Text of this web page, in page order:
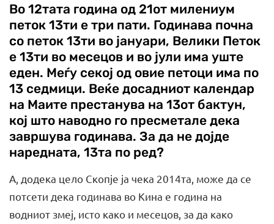
Во 12тата година од 21от милениум
петок 13ти е три пати. Годинава почна
со петок 13ти во јануари, Велики Петок
е 13ти во месецов и во јули има уште
еден. Меѓу секој од овие петоци има по
13 седмици. Веќе досадниот календар
на Маите престанува на 13от бактун,
кој што наводно го пресметале дека
завршува годинава. За да не дојде
наредната, 13та по ред?
А, додека цело Скопје ја чека 2014та, може да се
потсети дека годинава во Кина е година на
водниот змеј, исто како и месецов, за да како